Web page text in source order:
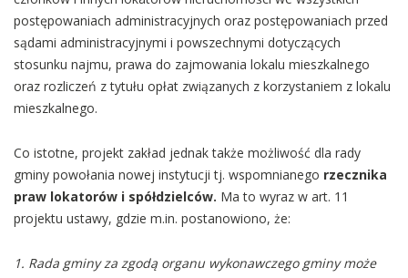
postępowaniach administracyjnych oraz postępowaniach przed
sądami administracyjnymi i powszechnymi dotyczących
stosunku najmu, prawa do zajmowania lokalu mieszkalnego
oraz rozliczeń z tytułu opłat związanych z korzystaniem z lokalu
mieszkalnego.
Co istotne, projekt zakład jednak także możliwość dla rady
gminy powołania nowej instytucji tj. wspomnianego rzecznika
praw lokatorów i spółdzielców. Ma to wyraz w art. 11
projektu ustawy, gdzie m.in. postanowiono, że:
1. Rada gminy za zgodą organu wykonawczego gminy może